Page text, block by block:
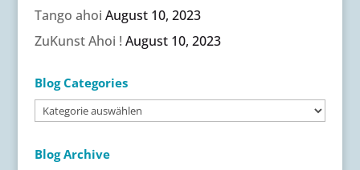
Tango ahoi August 10, 2023
ZuKunst Ahoi ! August 10, 2023
Blog Categories
Blog
Categories
Blog Archive